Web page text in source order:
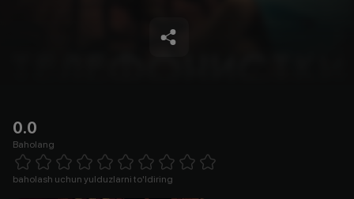
0.0
Baholang
1 Star 2 Stars 3 Stars 4 Stars5 Stars 6 Stars7 Stars8 Stars
baholash uchun yulduzlarni to'ldiring